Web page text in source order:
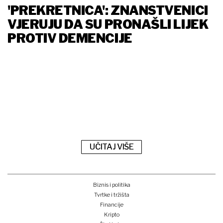
'PREKRETNICA': ZNANSTVENICI
VJERUJU DA SU PRONAŠLI LIJEK
PROTIV DEMENCIJE
UČITAJ VIŠE
Biznis i politika
Tvrtke i tržišta
Financije
Kripto